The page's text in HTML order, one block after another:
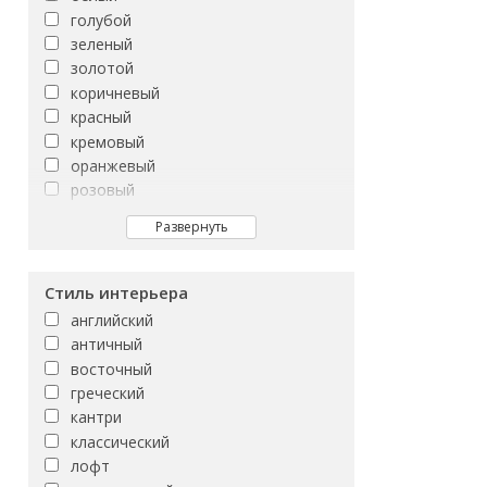
FORTUNATO
Febe
Finwood
Forum
Forwood
Foxwood
Frenchwood
GAMILTON
GASPARO
GILIO
GLENWOOD
GRACIA
Glam
Goran
Greys
H200
HARBOR
8x25
8x35
8x40
голубой
зеленый
золотой
коричневый
красный
кремовый
оранжевый
розовый
черный
Развернуть
Стиль интерьера
английский
античный
восточный
греческий
кантри
классический
лофт